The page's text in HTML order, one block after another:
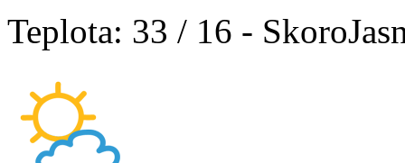
Teplota: 33 / 16 -